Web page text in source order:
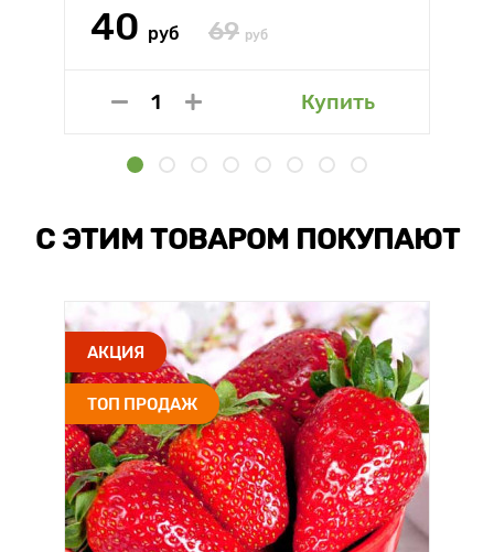
40 руб 69 руб
Купить
С ЭТИМ ТОВАРОМ ПОКУПАЮТ
АКЦИЯ
ТОП ПРОДАЖ